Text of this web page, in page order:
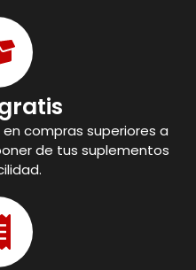
compras superiores a
de tus suplementos